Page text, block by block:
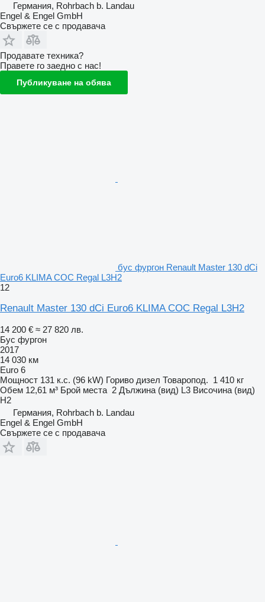
Германия, Rohrbach b. Landau
Engel & Engel GmbH
Свържете се с продавача
Продавате техника?
Правете го заедно с нас!
Публикуване на обява
бус фургон Renault Master 130 dCi
Euro6 KLIMA COC Regal L3H2
12
Renault Master 130 dCi Euro6 KLIMA COC Regal L3H2
14 200 € ≈ 27 820 лв.
Бус фургон
2017
14 030 км
Euro 6
Мощност 131 к.с. (96 kW) Гориво дизел Товаропод. 1 410 кг
Обем 12,61 м³ Брой места 2 Дължина (вид) L3 Височина (вид)
H2
Германия, Rohrbach b. Landau
Engel & Engel GmbH
Свържете се с продавача